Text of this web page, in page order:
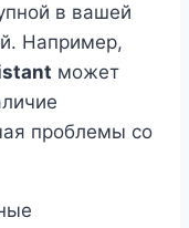
в вашей
Например,
может
проблемы со